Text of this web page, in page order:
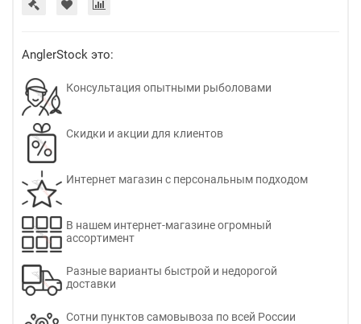
AnglerStock это:
Консультация опытными рыболовами
Скидки и акции для клиентов
Интернет магазин с персональным подходом
В нашем интернет-магазине огромный
ассортимент
Разные варианты быстрой и недорогой
доставки
Сотни пунктов самовывоза по всей России